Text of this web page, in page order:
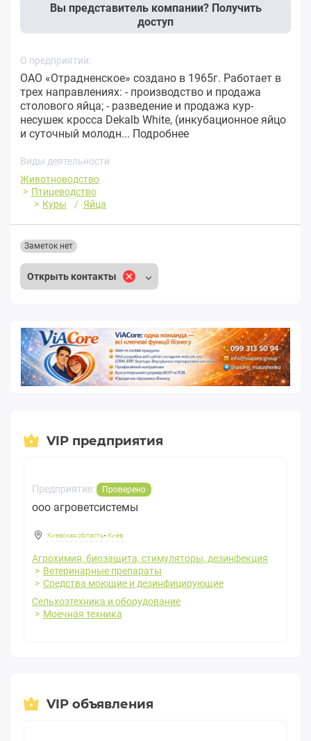
Вы представитель компании? Получить
доступ
О предприятии:
ОАО «Отрадненское» создано в 1965г. Работает в
трех направлениях: - производство и продажа
столового яйца; - разведение и продажа кур-
несушек кросса Dekalb White, (инкубационное яйцо
и суточный молодн... Подробнее
Виды деятельности
Животноводство
Птицеводство
Куры
Яйца
Открыть контакты
Заметок нет
VIP предприятия
Предприятие: Проверено
ооо агроветсистемы
Киевская область- Киев
Агрохимия, биозащита, стимуляторы, дезинфекция
Ветеринарные препараты
Средства моющие и дезинфицирующие
Сельхозтехника и оборудование
Моечная техника
VIP объявления